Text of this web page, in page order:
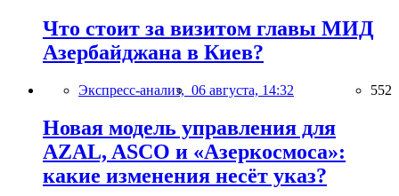
Что стоит за визитом главы МИД
Азербайджана в Киев?
Экспресс-анализ, 06 августа, 14:32 552
Новая модель управления для
AZAL, ASCO и «Азеркосмоса»:
какие изменения несёт указ?